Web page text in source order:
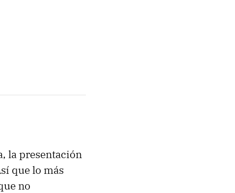
la presentación
que lo más
no